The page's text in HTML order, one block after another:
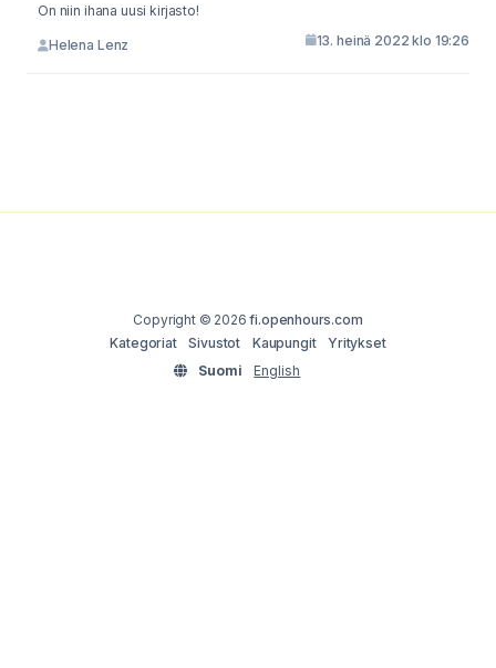
On niin ihana uusi kirjasto!
Helena Lenz 13. heinä 2022 klo 19:26
Copyright © 2026fi.openhours.com
Kategoriat
Sivustot Kaupungit
Yritykset
Suomi
English